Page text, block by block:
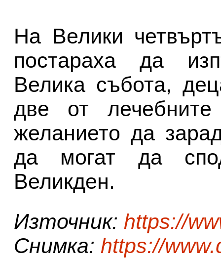
На Велики
постараха да
Велика събота,
две от
желанието да
да могат да
Великден.
Източник: https://
Снимка: https://